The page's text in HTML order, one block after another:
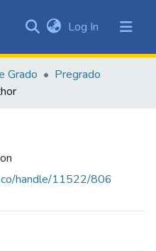
Log In (current)
Grado
Pregrado
handle/11522/806